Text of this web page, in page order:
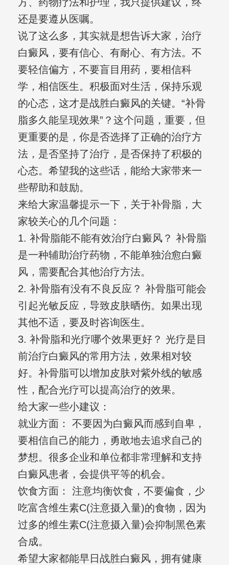
还是要遵从医嘱。
说了这么多，其实就是想告诉大家，治疗
白癜风，要有信心、有耐心、有方法。不
要轻信偏方，不要盲目用药，要相信科
学，相信医生。积极面对生活，保持乐观
的心态，这才是战胜白癜风的关键。“补骨
脂多久能呈现效果”？这个问题，重要，但
更重要的是，你是否选择了正确的治疗方
法，是否坚持了治疗，是否保持了积极的
心态。希望我的这些话，能给大家带来一
些帮助和鼓励。
来给大家温馨提示一下，关于补骨脂，大
家较关心的几个问题：
1. 补骨脂能不能有效治疗白癜风？ 补骨脂
是一种辅助治疗药物，不能单独治愈白癜
风，需要配合其他治疗方法。
2. 补骨脂有没有不良反应？ 补骨脂可能会
引起光敏反应，导致皮肤晒伤。如果出现
其他不适，要及时咨询医生。
3. 补骨脂和光疗哪个效果更好？ 光疗是目
前治疗白癜风的常用方法，效果相对较
好。补骨脂可以增加皮肤对紫外线的敏感
性，配合光疗可以提高治疗的效果。
给大家一些小建议：
就业方面： 不要因为白癜风而感到自卑，
要相信自己的能力，勇敢地去追求自己的
梦想。很多企业和单位都非常理解和支持
白癜风患者，会提供平等的机会。
饮食方面： 注意均衡饮食，不要偏食，少
吃富含维生素C(注意摄入量)的食物，因为
过多的维生素C(注意摄入量)会抑制黑色素
合成。
希望大家都能早日战胜白癜风，拥有健康